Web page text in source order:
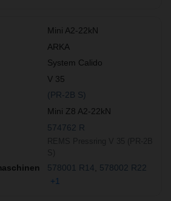
Mini A2-22kN
ARKA
System Calido
V 35
(PR-2B S)
Mini Z8 A2-22kN
574762 R
578001 R14
578002 R22
+1